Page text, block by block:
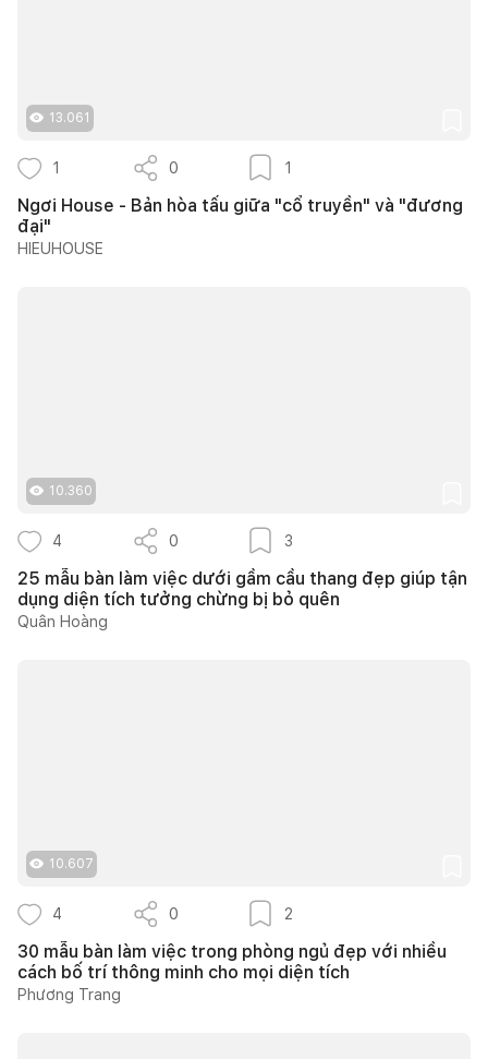
13.061
1 0 1
Ngơi House - Bản hòa tấu giữa "cổ truyền" và "đương
đại"
HIEUHOUSE
10.360
4 0 3
25 mẫu bàn làm việc dưới gầm cầu thang đẹp giúp tận
dụng diện tích tưởng chừng bị bỏ quên
Quân Hoàng
10.607
4 0 2
30 mẫu bàn làm việc trong phòng ngủ đẹp với nhiều
cách bố trí thông minh cho mọi diện tích
Phương Trang